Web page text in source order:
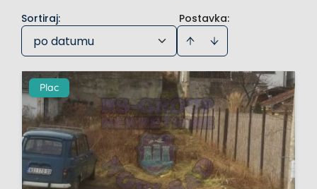
Postavka:
Sortiraj:
po datumu
Plac